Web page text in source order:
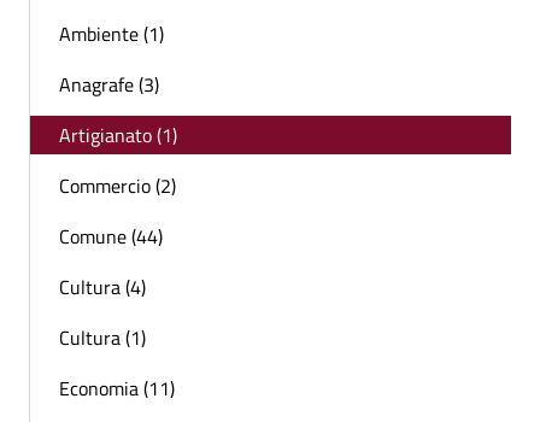
Ambiente (1)
Anagrafe (3)
Artigianato (1)
Commercio (2)
Comune (44)
Cultura (4)
Cultura (1)
Economia (11)